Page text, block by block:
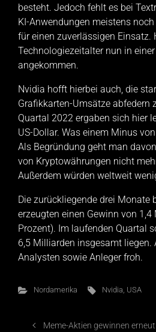
besteht. Jedoch fehlt es bei
KI-Anwendungen meistens
für einen zuverlässigen Einsatz.
Technologiezeitalter nun in
angekommen.
Nvidia hofft hierbei auch, die
Grafikkarten-Umsätze abfedern
Quartal 2022 ergaben sich hier
US-Dollar. Was einem Minus
Als Begründung geht man
von Kryptowährungen nicht
Außerdem würden weltweit
Die zurückliegende drei Monate
erzeugten einen Gewinn von
Prozent). Im laufenden Quartal
6,5 Milliarden insgesamt liegen.
Analysten sowie Anleger froh.
Nordamerika Nvidia USA
Meme-Aktien gewinnen